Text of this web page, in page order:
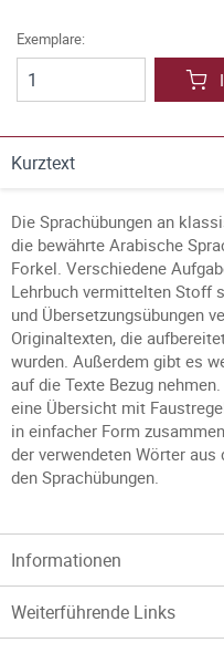
Exemplare:
Kurztext
Die Sprachübungen an
die bewährte Arabische
Forkel. Verschiedene
Lehrbuch vermittelten Stoff
und Übersetzungsübungen
Originaltexten, die
wurden. Außerdem gibt es
auf die Texte Bezug
eine Übersicht mit
in einfacher Form
der verwendeten Wörter
den Sprachübungen.
Informationen
Weiterführende Links